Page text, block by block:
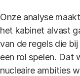
Onze analyse
het kabinet alvast
van de regels die
een rol spelen. Dat
nucleaire ambities